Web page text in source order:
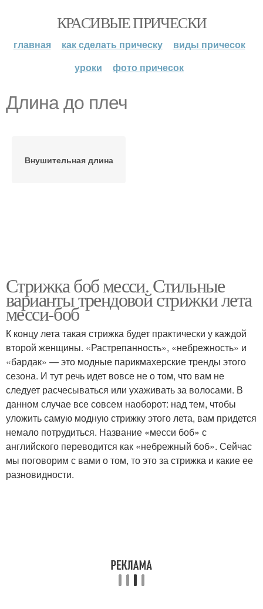
КРАСИВЫЕ ПРИЧЕСКИ
главная как сделать прическу
виды причесок
уроки
фото причесок
Длина до плеч
Внушительная длина
Стрижка боб месси. Стильные
варианты трендовой стрижки лета
месси-боб
К концу лета такая стрижка будет практически у каждой
второй женщины. «Растрепанность», «небрежность» и
«бардак» — это модные парикмахерские тренды этого
сезона. И тут речь идет вовсе не о том, что вам не
следует расчесываться или ухаживать за волосами. В
данном случае все совсем наоборот: над тем, чтобы
уложить самую модную стрижку этого лета, вам придется
немало потрудиться. Название «месси боб» с
английского переводится как «небрежный боб». Сейчас
мы поговорим с вами о том, то это за стрижка и какие ее
разновидности.